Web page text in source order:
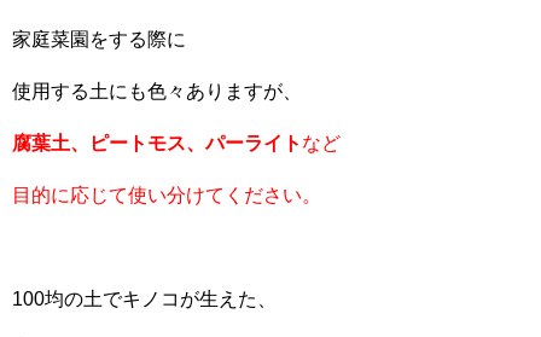
家庭菜園をする際に
使用する土にも色々ありますが、
腐葉土、ピートモス、パーライト など
目的に応じて使い分けてください。
100均の土でキノコが生えた、